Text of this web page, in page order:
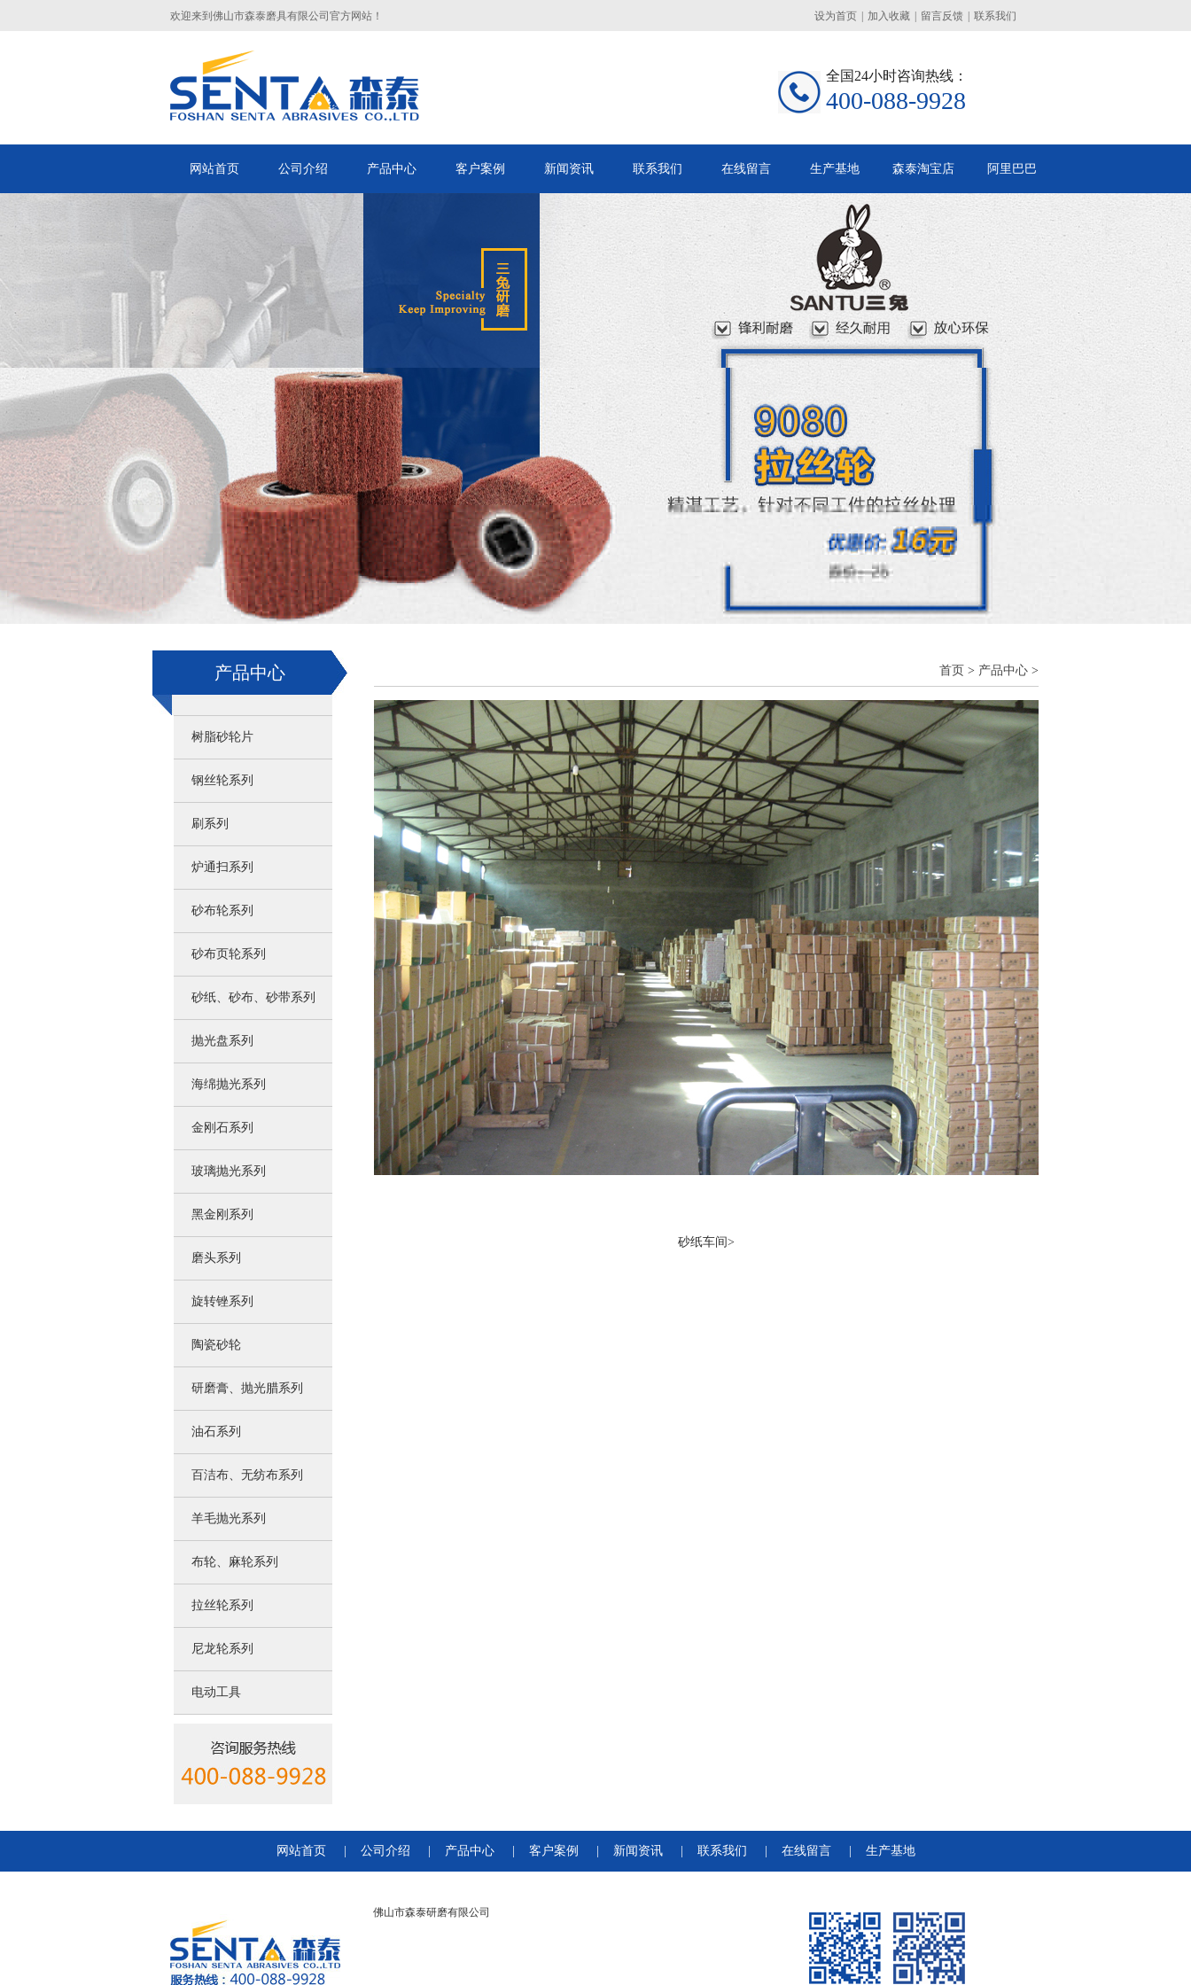
欢迎来到佛山市森泰磨具有限公司官方网站！ 设为首页 加入收藏 留言反馈 联系我们
全国24小时咨询热线：
400-088-9928
网站首页 公司介绍 产品中心 客户案例 新闻资讯 联系我们 在线留言 生产基地 森泰淘宝店 阿里巴巴
产品中心
树脂砂轮片
钢丝轮系列
刷系列
炉通扫系列
砂布轮系列
砂布页轮系列
砂纸、砂布、砂带系列
抛光盘系列
海绵抛光系列
金刚石系列
玻璃抛光系列
黑金刚系列
磨头系列
旋转锉系列
陶瓷砂轮
研磨膏、抛光腊系列
油石系列
百洁布、无纺布系列
羊毛抛光系列
布轮、麻轮系列
拉丝轮系列
尼龙轮系列
电动工具
首页 > 产品中心 >
砂纸车间>
网站首页 公司介绍 产品中心 客户案例 新闻资讯 联系我们 在线留言 生产基地
佛山市森泰研磨有限公司